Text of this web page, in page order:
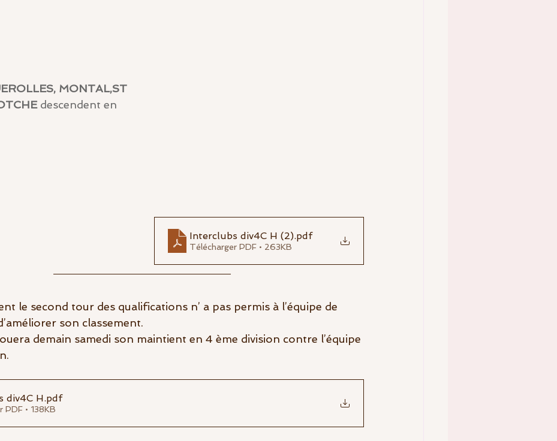
Interclubs div4C H (2).pdf
Télécharger PDF • 263KB
MONTAL,ST
descendent en
le second tour des qualifications n’ a pas permis à l’équipe de
son classement.
demain samedi son maintient en 4 ème division contre l’équipe
div4C H.pdf
PDF • 138KB